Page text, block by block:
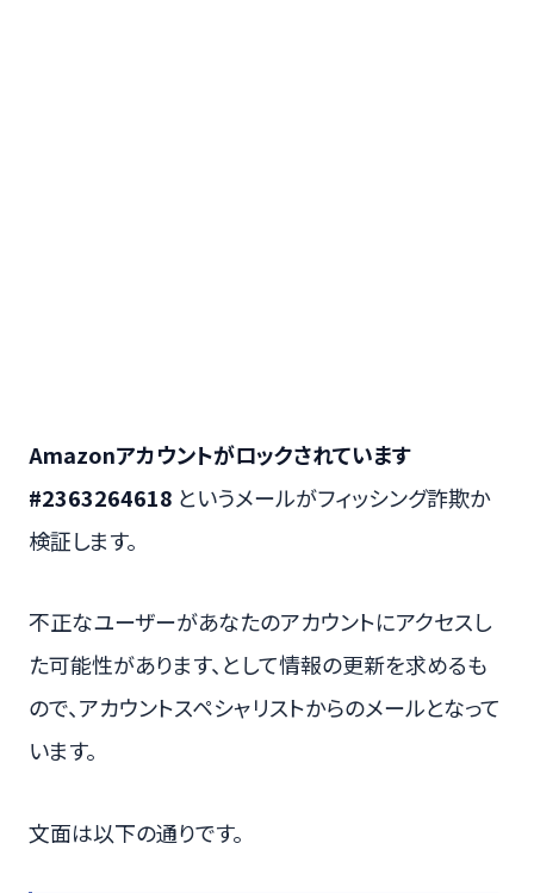
Amazonアカウントがロックされています
#2363264618 というメールがフィッシング詐欺か
検証します。
不正なユーザーがあなたのアカウントにアクセスし
た可能性があります、として情報の更新を求めるも
ので、アカウントスペシャリストからのメールとなって
います。
文面は以下の通りです。